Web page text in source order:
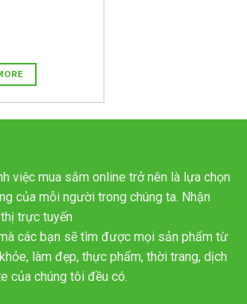
việc mua sắm online trở nên là lựa chọn
của mỗi người trong chúng ta. Nhận
trực tuyến
các bạn sẽ tìm được mọi sản phẩm từ
làm đẹp, thực phẩm, thời trang, dịch
của chúng tôi đều có.